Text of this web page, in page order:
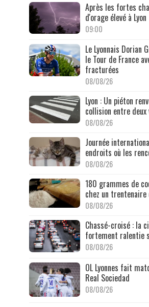
Après les fortes
d'orage élevé à Lyon
09:00
Le Lyonnais Dorian
le Tour de France
fracturées
08/08/26
Lyon : Un piéton
collision entre
08/08/26
Journée
endroits où les
08/08/26
180 grammes de
chez un trentenaire
08/08/26
Chassé-croisé : la
fortement ralentie
08/08/26
OL Lyonnes fait
Real Sociedad
08/08/26